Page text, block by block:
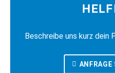
Beschreibe uns kurz dein
ANFRAGE